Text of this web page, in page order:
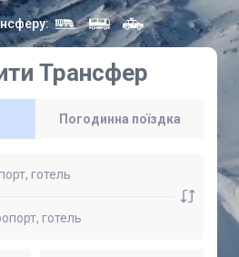
:
Трансфер
Погодинна поїздка